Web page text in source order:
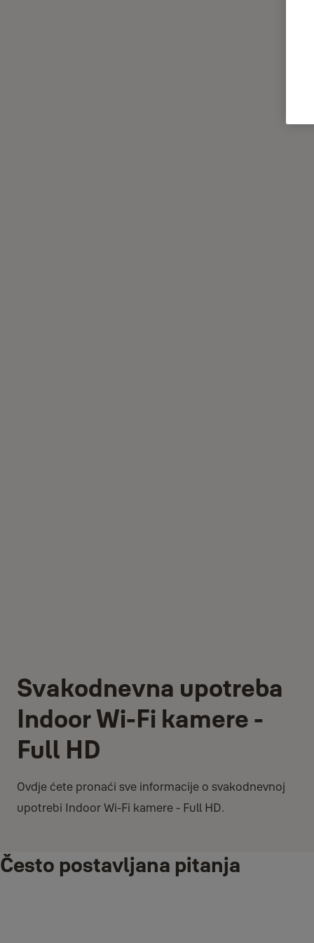
Svakodnevna upotreba
Indoor Wi-Fi kamere -
Full HD
Ovdje ćete pronaći sve informacije o svakodnevnoj
upotrebi Indoor Wi-Fi kamere - Full HD.
Često postavljana pitanja